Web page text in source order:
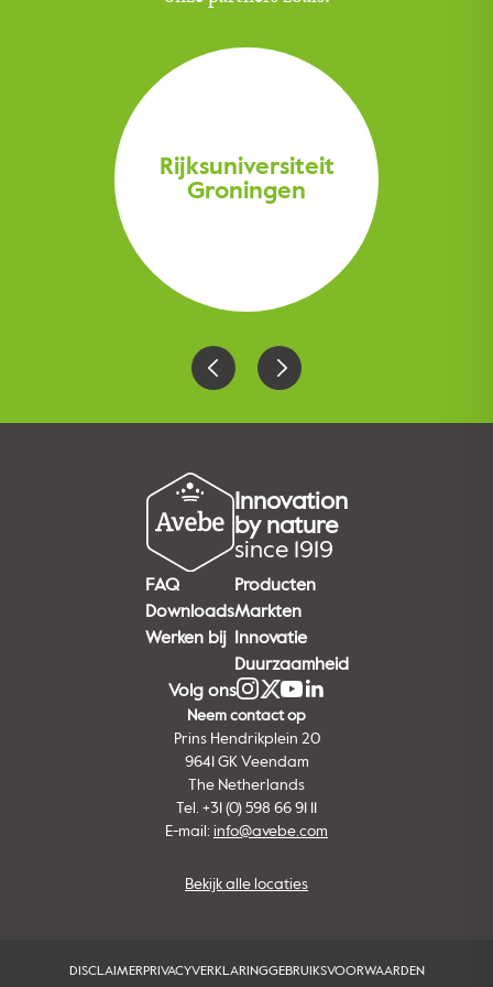
Rijksuniversiteit
Groningen
Innovation
by nature
since 1919
FAQ
Downloads
Werken bij
Producten
Markten
Innovatie
Duurzaamheid
Volg ons
Neem contact op
Prins Hendrikplein 20
9641 GK Veendam
The Netherlands
Tel. +31 (0) 598 66 91 11
E-mail: info@avebe.com
Bekijk alle locaties
DISCLAIMERPRIVACYVERKLARINGGEBRUIKSVOORWAARDEN